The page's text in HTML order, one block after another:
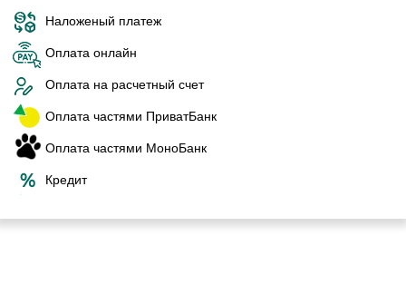
Наложеный платеж
Оплата онлайн
Оплата на расчетный счет
Оплата частями ПриватБанк
Оплата частями МоноБанк
Кредит